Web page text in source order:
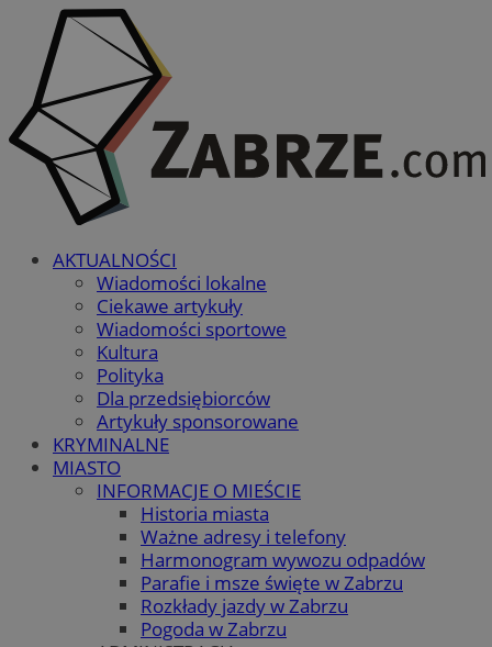
AKTUALNOŚCI
Wiadomości lokalne
Ciekawe artykuły
Wiadomości sportowe
Kultura
Polityka
Dla przedsiębiorców
Artykuły sponsorowane
KRYMINALNE
MIASTO
INFORMACJE O MIEŚCIE
Historia miasta
Ważne adresy i telefony
Harmonogram wywozu odpadów
Parafie i msze święte w Zabrzu
Rozkłady jazdy w Zabrzu
Pogoda w Zabrzu